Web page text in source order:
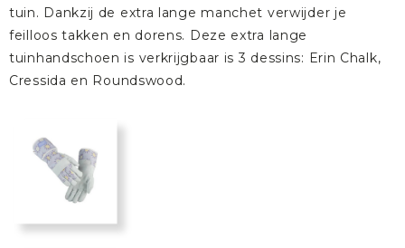
tuin. Dankzij de extra lange manchet verwijder je
feilloos takken en dorens. Deze extra lange
tuinhandschoen is verkrijgbaar is 3 dessins: Erin Chalk,
Cressida en Roundswood.